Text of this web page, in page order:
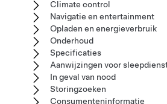
Climate control
Navigatie en entertainment
Opladen en energieverbruik
Onderhoud
Specificaties
Aanwijzingen voor
In geval van nood
Storingzoeken
Consumenteninformatie